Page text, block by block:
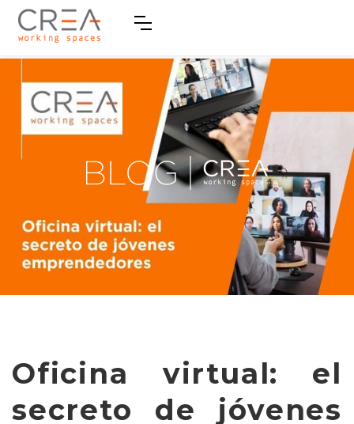
Oficina virtual: el
secreto de jóvenes